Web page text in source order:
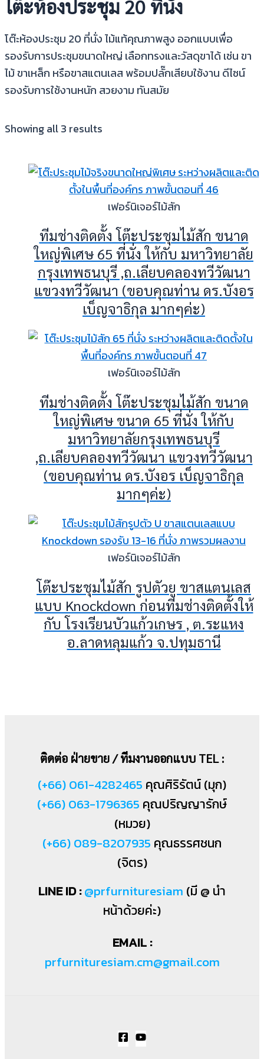
โต๊ะห้องประชุม 20 ที่นั่ง
โต๊ะห้องประชุม 20 ที่นั่ง ไม้แท้คุณภาพสูง ออกแบบเพื่อ
รองรับการประชุมขนาดใหญ่ เลือกทรงและวัสดุขาได้ เช่น ขา
ไม้ ขาเหล็ก หรือขาสแตนเลส พร้อมปลั๊กเสียบใช้งาน ดีไซน์
รองรับการใช้งานหนัก สวยงาม ทันสมัย
Showing all 3 results
เฟอร์นิเจอร์ไม้สัก
ทีมช่างติดตั้ง โต๊ะประชุมไม้สัก ขนาด
ใหญ่พิเศษ 65 ที่นั่ง ให้กับ มหาวิทยาลัย
กรุงเทพธนบุรี ,ถ.เลียบคลองทวีวัฒนา
แขวงทวีวัฒนา (ขอบคุณท่าน ดร.บังอร
เบ็ญจาธิกุล มากๆค่ะ)
เฟอร์นิเจอร์ไม้สัก
ทีมช่างติดตั้ง โต๊ะประชุมไม้สัก ขนาด
ใหญ่พิเศษ ขนาด 65 ที่นั่ง ให้กับ
มหาวิทยาลัยกรุงเทพธนบุรี
,ถ.เลียบคลองทวีวัฒนา แขวงทวีวัฒนา
(ขอบคุณท่าน ดร.บังอร เบ็ญจาธิกุล
มากๆค่ะ)
เฟอร์นิเจอร์ไม้สัก
โต๊ะประชุมไม้สัก รูปตัวยู ขาสแตนเลส
แบบ Knockdown ก่อนทีมช่างติดตั้งให้
กับ โรงเรียนบัวแก้วเกษร , ต.ระแหง
อ.ลาดหลุมแก้ว จ.ปทุมธานี
ติดต่อ ฝ่ายขาย / ทีมงานออกแบบ TEL :
(+66) 061-4282465 คุณศิริรัตน์ (มุก)
(+66) 063-1796365 คุณปริญญารักษ์
(หมวย)
(+66) 089-8207935 คุณธรรศชนก
(จิตร)
LINE ID :@prfurnituresiam (มี @ นำ
หน้าด้วยค่ะ)
EMAIL :
prfurnituresiam.cm@gmail.com